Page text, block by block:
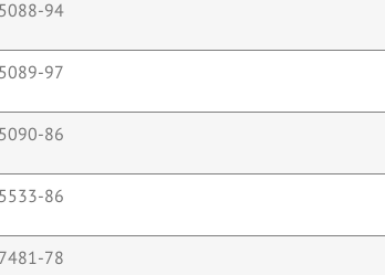
94
97
86
86
78